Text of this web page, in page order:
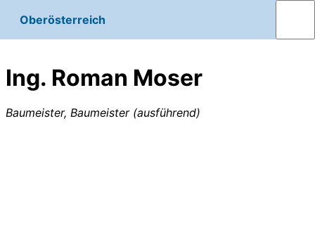
Oberösterreich
Ing. Roman Moser
Baumeister, Baumeister (ausführend)